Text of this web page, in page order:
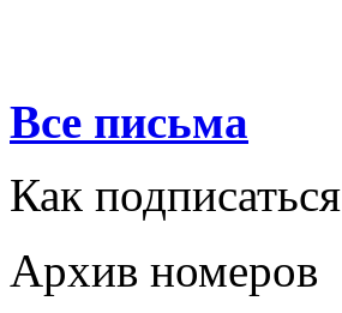
Все письма
Как
Архив номеров